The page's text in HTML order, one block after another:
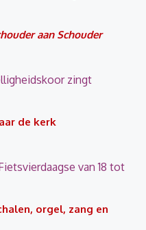
aan Schouder
zingt
de kerk
van 18 tot
orgel, zang en